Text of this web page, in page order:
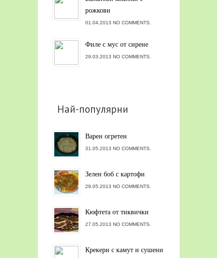
рожкови
01.04.2013 NO COMMENTS.
Филе с мус от сирене
29.03.2013 NO COMMENTS.
Най-популярни
Варен огретен
31.05.2013 NO COMMENTS.
Зелен боб с картофи
29.05.2013 NO COMMENTS.
Кюфтета от тиквички
27.05.2013 NO COMMENTS.
Крекери с камут и сушени